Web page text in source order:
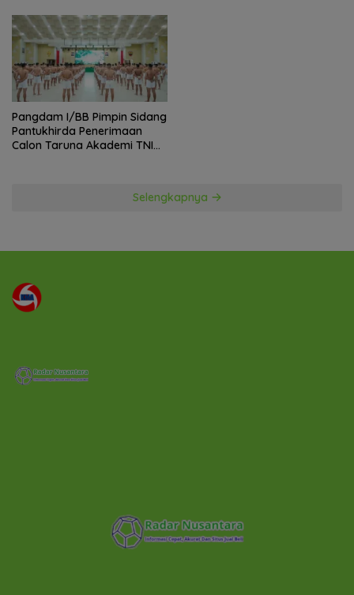
Pangdam I/BB Pimpin Sidang
Pantukhirda Penerimaan
Calon Taruna Akademi TNI
Selengkapnya